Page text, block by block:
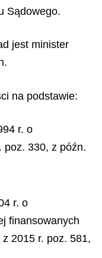
Sądowego.
jest minister
na podstawie:
r. o
poz. 330, z późn.
r. o
finansowanych
2015 r. poz. 581,